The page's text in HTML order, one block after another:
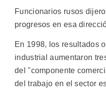
Funcionarios rusos
progresos en esa
En 1998, los resultados
industrial aumentaron
del "componente
del trabajo en el sector